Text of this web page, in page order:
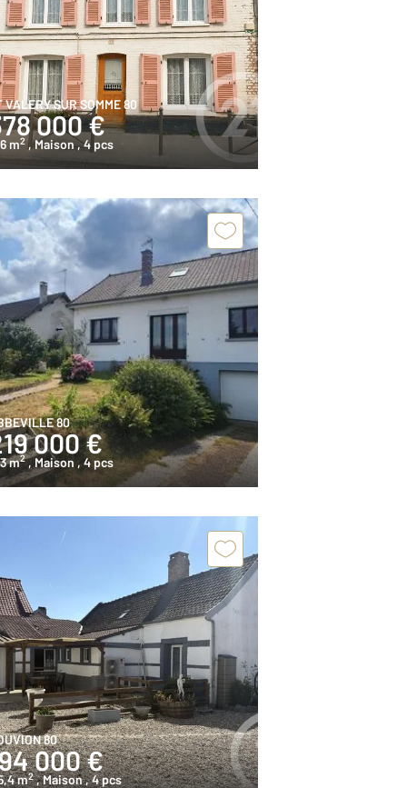
VALERY SUR SOMME 80
000 €
m2 , Maison, 4 pcs
80
000 €
m2 , Maison , 4 pcs
80
000 €
m2 , Maison, 4 pcs